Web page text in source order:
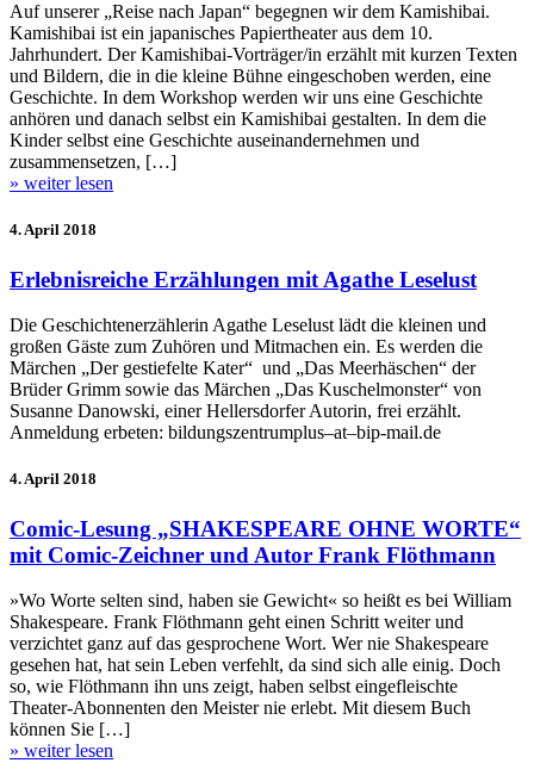
Auf unserer „Reise nach Japan“ begegnen wir dem Kamishibai.
Kamishibai ist ein japanisches Papiertheater aus dem 10.
Jahrhundert. Der Kamishibai-Vorträger/in erzählt mit kurzen Texten
und Bildern, die in die kleine Bühne eingeschoben werden, eine
Geschichte. In dem Workshop werden wir uns eine Geschichte
anhören und danach selbst ein Kamishibai gestalten. In dem die
Kinder selbst eine Geschichte auseinandernehmen und
zusammensetzen, […]
» weiter lesen
4. April 2018
Erlebnisreiche Erzählungen mit Agathe Leselust
Die Geschichtenerzählerin Agathe Leselust lädt die kleinen und
großen Gäste zum Zuhören und Mitmachen ein. Es werden die
Märchen „Der gestiefelte Kater“ und „Das Meerhäschen“ der
Brüder Grimm sowie das Märchen „Das Kuschelmonster“ von
Susanne Danowski, einer Hellersdorfer Autorin, frei erzählt.
Anmeldung erbeten: bildungszentrumplus–at–bip-mail.de
4. April 2018
Comic-Lesung „SHAKESPEARE OHNE WORTE“
mit Comic-Zeichner und Autor Frank Flöthmann
»Wo Worte selten sind, haben sie Gewicht« so heißt es bei William
Shakespeare. Frank Flöthmann geht einen Schritt weiter und
verzichtet ganz auf das gesprochene Wort. Wer nie Shakespeare
gesehen hat, hat sein Leben verfehlt, da sind sich alle einig. Doch
so, wie Flöthmann ihn uns zeigt, haben selbst eingefleischte
Theater-Abonnenten den Meister nie erlebt. Mit diesem Buch
können Sie […]
» weiter lesen